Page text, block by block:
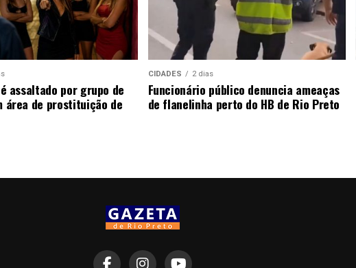
assaltado por grupo de
área de prostituição de
CIDADES 2 dias
Funcionário público denuncia ameaças
de flanelinha perto do HB de Rio Preto